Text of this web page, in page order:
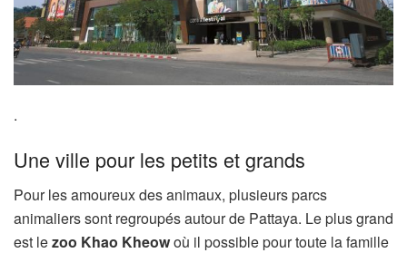
.
Une ville pour les petits et grands
Pour les amoureux des animaux, plusieurs parcs
animaliers sont regroupés autour de Pattaya. Le plus grand
est lezoo Khao Kheowoù il possible pour toute la famille